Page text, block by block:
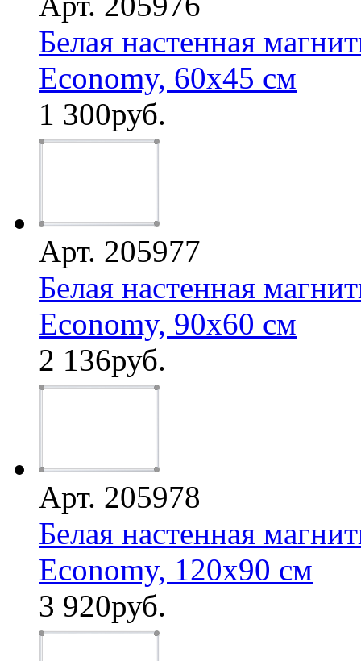
Белая настенная
Economy, 60х45 см
1 300руб.
Арт. 205977
Белая настенная
Economy, 90х60 см
2 136руб.
Арт. 205978
Белая настенная
Economy, 120х90 см
3 920руб.